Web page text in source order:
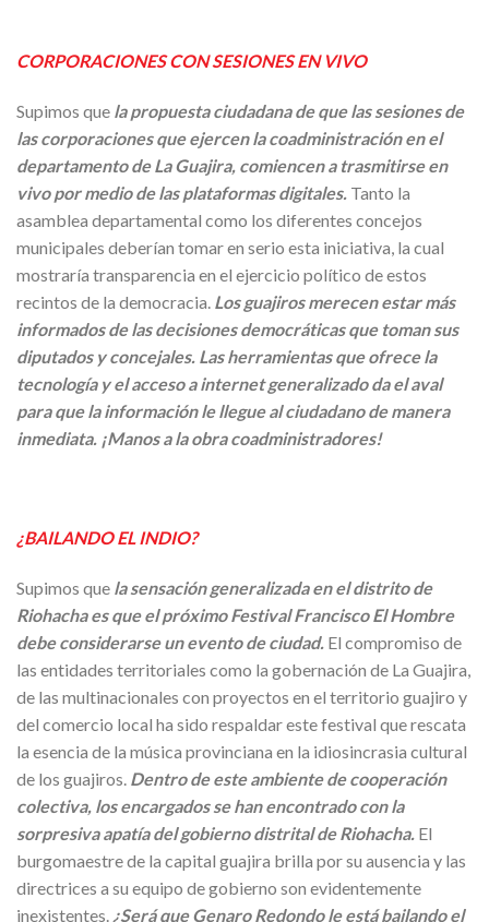
CORPORACIONES CON SESIONES EN VIVO
Supimos que la propuesta ciudadana de que las sesiones de
las corporaciones que ejercen la coadministración en el
departamento de La Guajira, comiencen a trasmitirse en
vivo por medio de las plataformas digitales. Tanto la
asamblea departamental como los diferentes concejos
municipales deberían tomar en serio esta iniciativa, la cual
mostraría transparencia en el ejercicio político de estos
recintos de la democracia. Los guajiros merecen estar más
informados de las decisiones democráticas que toman sus
diputados y concejales. Las herramientas que ofrece la
tecnología y el acceso a internet generalizado da el aval
para que la información le llegue al ciudadano de manera
inmediata. ¡Manos a la obra coadministradores!
¿BAILANDO EL INDIO?
Supimos que la sensación generalizada en el distrito de
Riohacha es que el próximo Festival Francisco El Hombre
debe considerarse un evento de ciudad. El compromiso de
las entidades territoriales como la gobernación de La Guajira,
de las multinacionales con proyectos en el territorio guajiro y
del comercio local ha sido respaldar este festival que rescata
la esencia de la música provinciana en la idiosincrasia cultural
de los guajiros. Dentro de este ambiente de cooperación
colectiva, los encargados se han encontrado con la
sorpresiva apatía del gobierno distrital de Riohacha. El
burgomaestre de la capital guajira brilla por su ausencia y las
directrices a su equipo de gobierno son evidentemente
inexistentes. ¿Será que Genaro Redondo le está bailando el